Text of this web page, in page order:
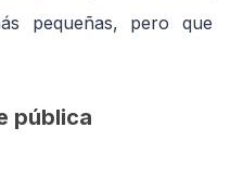
pequeñas, pero que
pública